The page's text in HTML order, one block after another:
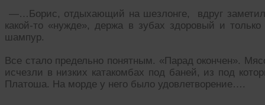
—…Борис, отдыхающий на шезлонге, вдруг
какой-то «нужде», держа в зубах здоровый и
шампур.
Все стало предельно понятным. «Парад окончен».
исчезли в низких катакомбах под баней, из под
Платоша. На морде у него было удовлетворение….